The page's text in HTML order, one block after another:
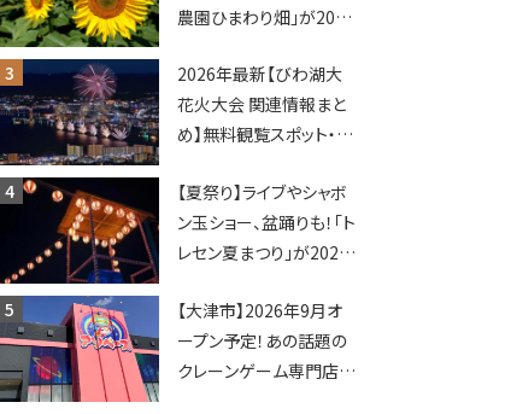
農園ひまわり畑」が2026
ポットやキッチンカーも
登場！何度も入園できる
フリーパスも販売★
2026年最新【びわ湖大
花火大会 関連情報まと
め】無料観覧スポット・同
ップ・交通規制に近隣施
設の駐車場情報なども
要チェック★
【夏祭り】ライブやシャボ
ン玉ショー、盆踊りも！「ト
レセン夏まつり」が2026
【大津市】2026年9月オ
ープン予定！あの話題の
クレーンゲーム専門店